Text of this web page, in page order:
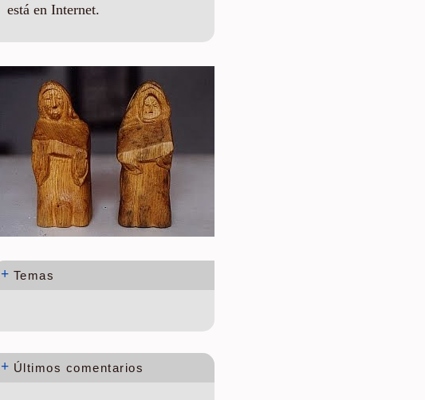
está en Internet.
+ Temas
+ Últimos comentarios